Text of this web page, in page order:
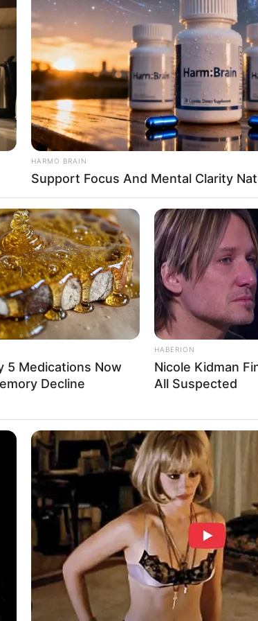
sehingga
8 Kata Lucu
Minggu ala
Ngenes
10 Desain
Tidur, Serasa
Kamar Raja
Tampil Lebih
90 Tahun
HARMO BRAIN
Support Focus And Mental Clarity
5 Medications Now
Decline
HABERION
Nicole Kidman
All Suspected